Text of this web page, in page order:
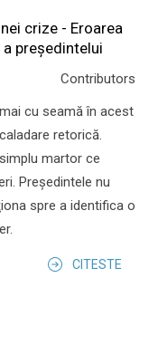
crize - Eroarea
președintelui
Contributors
cu seamă în acest
retorică.
martor ce
Preşedintele nu
spre a identifica o
CITESTE